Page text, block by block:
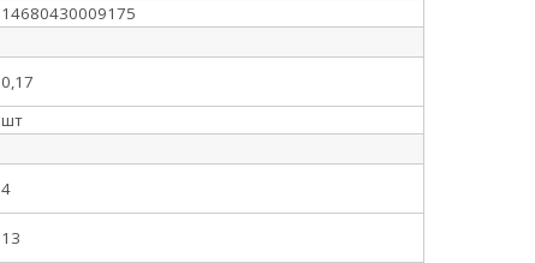
14680430009175
0,17
шт
4
13